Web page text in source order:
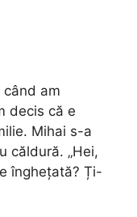
am
decis că e
Mihai s-a
căldură. „Hei,
înghețată? Ți-